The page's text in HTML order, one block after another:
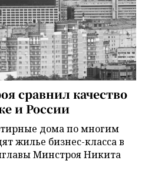
сравнил качество
и России
дома по многим
жилье бизнес-класса в
Минстроя Никита